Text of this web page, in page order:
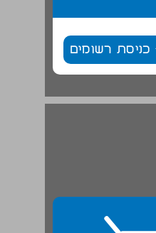
כניסת רשומים